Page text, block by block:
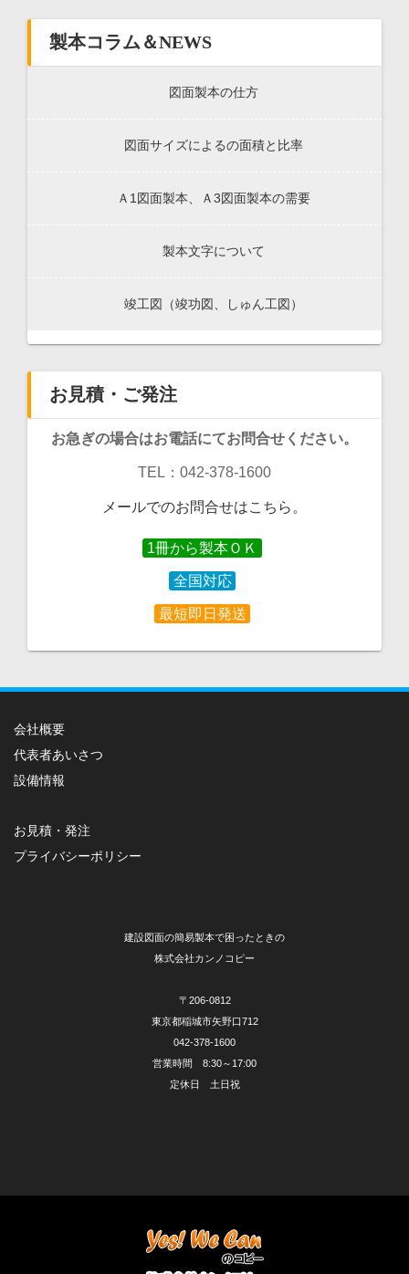
製本コラム＆NEWS
図面製本の仕方
図面サイズによるの面積と比率
Ａ1図面製本、Ａ3図面製本の需要
製本文字について
竣工図（竣功図、しゅん工図）
お見積・ご発注
お急ぎの場合はお電話にてお問合せください。
TEL：042-378-1600
メールでのお問合せはこちら。
1冊から製本ＯＫ
全国対応
最短即日発送
会社概要
代表者あいさつ
設備情報
お見積・発注
プライバシーポリシー
建設図面の簡易製本で困ったときの
株式会社カンノコピー
〒206-0812
東京都稲城市矢野口712
042-378-1600
営業時間 8:30～17:00
定休日 土日祝